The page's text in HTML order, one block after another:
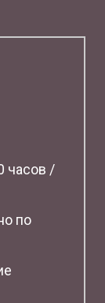
часов /
по